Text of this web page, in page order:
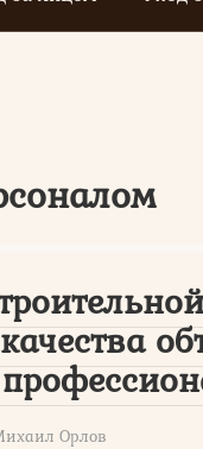
Орлов